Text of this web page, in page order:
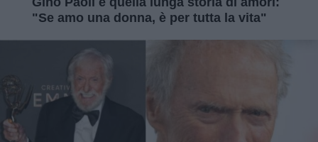
"Se amo una donna, è per tutta la vita"